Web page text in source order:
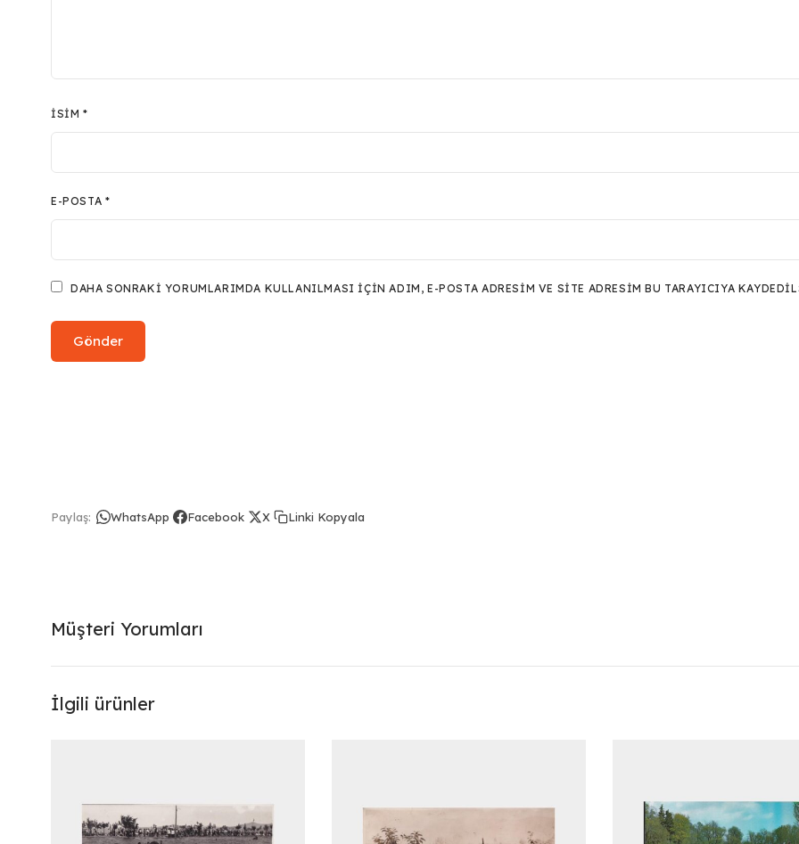
İSIM*
E-POSTA *
DAHA SONRAKI YORUMLARIMDA KULLANILMASI IÇIN ADIM, E-POSTA ADRESIM VE SITE ADRESIM BU TARAYICIYA
Paylaş: WhatsApp Facebook X Linki Kopyala
Müşteri Yorumları
İlgili ürünler